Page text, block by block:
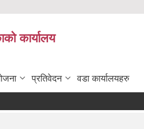
कार्यालय
प्रतिवेदन वडा कार्यालयहरु